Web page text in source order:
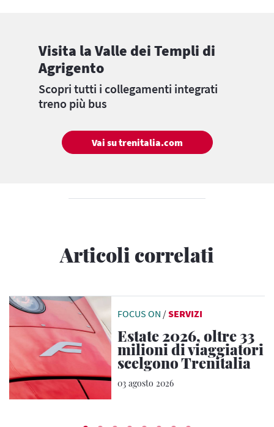
Visita la Valle dei Templi di
Agrigento
Scopri tutti i collegamenti integrati
treno più bus
Vai su trenitalia.com
Articoli correlati
FOCUS ON /SERVIZI
Estate 2026, oltre 33
milioni di viaggiatori
scelgono Trenitalia
03 agosto 2026